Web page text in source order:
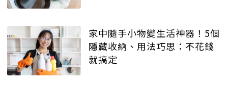
家中隨手小物變生活神器！5個
隱藏收納、用法巧思：不花錢
就搞定